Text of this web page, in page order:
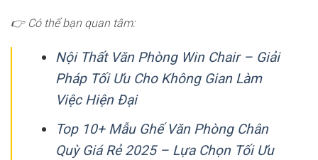
👉 Có thể bạn quan tâm:
Nội Thất Văn Phòng Win Chair – Giải
Pháp Tối Ưu Cho Không Gian Làm
Việc Hiện Đại
Top 10+ Mẫu Ghế Văn Phòng Chân
Quỳ Giá Rẻ 2025 – Lựa Chọn Tối Ưu